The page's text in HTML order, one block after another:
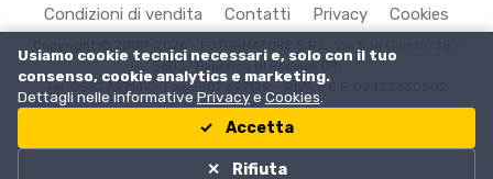
Condizioni di vendita Contatti Privacy Cookies
56037 Fabbrica di Peccioli (PI)
Tel. 0587 697147 - Fax 0587 697129 - P.IVA e C.F. 02433630502
Usiamo cookie tecnici necessari e, solo con il tuo
consenso, cookie analytics e marketing.
Dettagli nelle informative Privacye Cookies
Accetta
Rifiuta